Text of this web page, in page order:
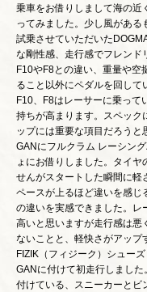
乗車をお借りしまして海の近
ってみました。少し風がある
試乗させていただいた
な剛性感、走行感でフレンド
F10やF8との違い、重量や
ること以外にペダルを回して
F10、F8はレーサーに乗って
持ちが高まります。スペック
ップには重要な項目だろうと
GANにフルクラム レーシン
ょにお借りしました。タイヤ
せんがスタートした瞬間に軽
ペースが上るほど違いを感じ
の違いを実感できました。レ
高いと思いますが走行感は悪
ないことと、軽快さがアップ
FIZIK（フィジーク）シュー
GANに付けて初走行しまし
付けている、スニーカーとビ